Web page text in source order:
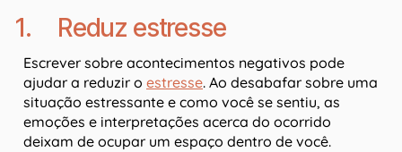
1. Reduz estresse
Escrever sobre acontecimentos negativos pode
ajudar a reduzir o estresse. Ao desabafar sobre uma
situação estressante e como você se sentiu, as
emoções e interpretações acerca do ocorrido
deixam de ocupar um espaço dentro de você.